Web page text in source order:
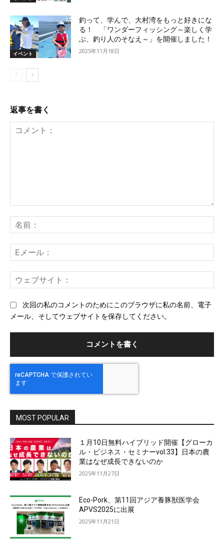
イベント
釣って、学んで、大村湾をもっと好きにな
る！ 「ワンダーフィッシング～楽しく学
ぶ、釣り人のそなえ～」を開催しました！
2025年11月18日
返事を書く
ン
ト：
前
メ
ー
ェ
次回の私のコメントのためにこのブラウザに私の名前、電子
メール、そしてウェブサイトを保存してください。
MOST POPULAR
１月10日無料ハイブリッド開催【グローカ
ル・ビジネス・セミナーvol.33】日本の農
業はなぜ成長できないのか
2025年11月27日
Eco-Pork、第11回アジア養豚獣医学会
APVS2025に出展
2025年11月21日